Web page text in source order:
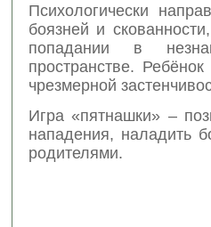
Психологически
боязней и
попадании в
пространстве.
чрезмерной
Игра «пятнашки» –
нападения, наладить
родителями.